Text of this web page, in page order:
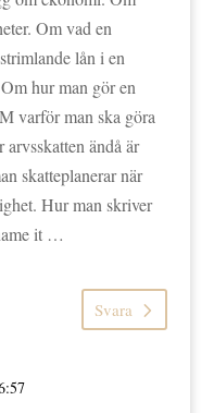
Om vad en
lån i en
hur man gör en
varför man ska göra
ändå är
skatteplanerar när
Hur man skriver
it …
Svara